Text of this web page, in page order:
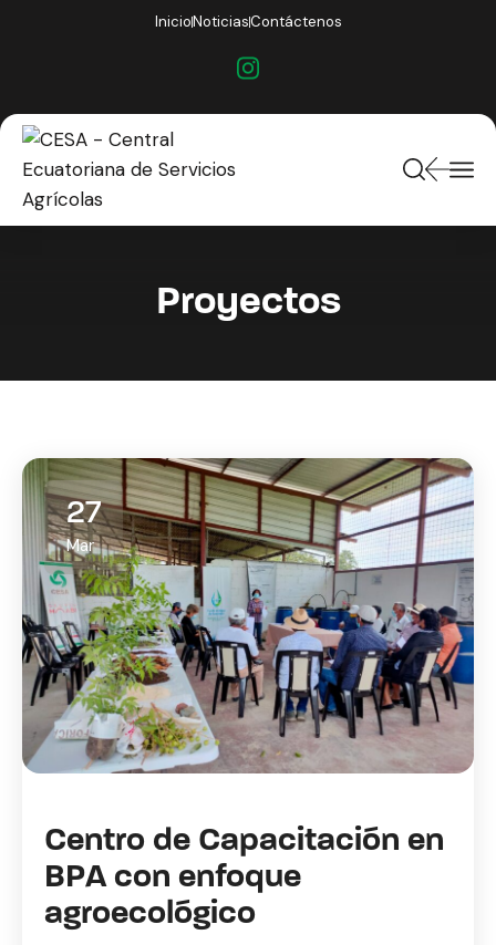
InicioNoticiasContáctenos
Proyectos
27
Mar
Centro de Capacitación en
BPA con enfoque
agroecológico